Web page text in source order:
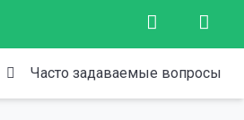
Часто задаваемые вопросы